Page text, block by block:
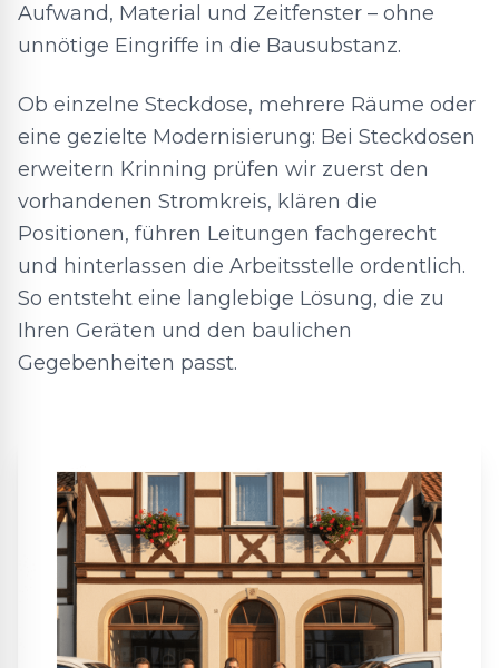
Aufwand, Material und Zeitfenster – ohne
unnötige Eingriffe in die Bausubstanz.
Ob einzelne Steckdose, mehrere Räume oder
eine gezielte Modernisierung: Bei Steckdosen
erweitern Krinning prüfen wir zuerst den
vorhandenen Stromkreis, klären die
Positionen, führen Leitungen fachgerecht
und hinterlassen die Arbeitsstelle ordentlich.
So entsteht eine langlebige Lösung, die zu
Ihren Geräten und den baulichen
Gegebenheiten passt.